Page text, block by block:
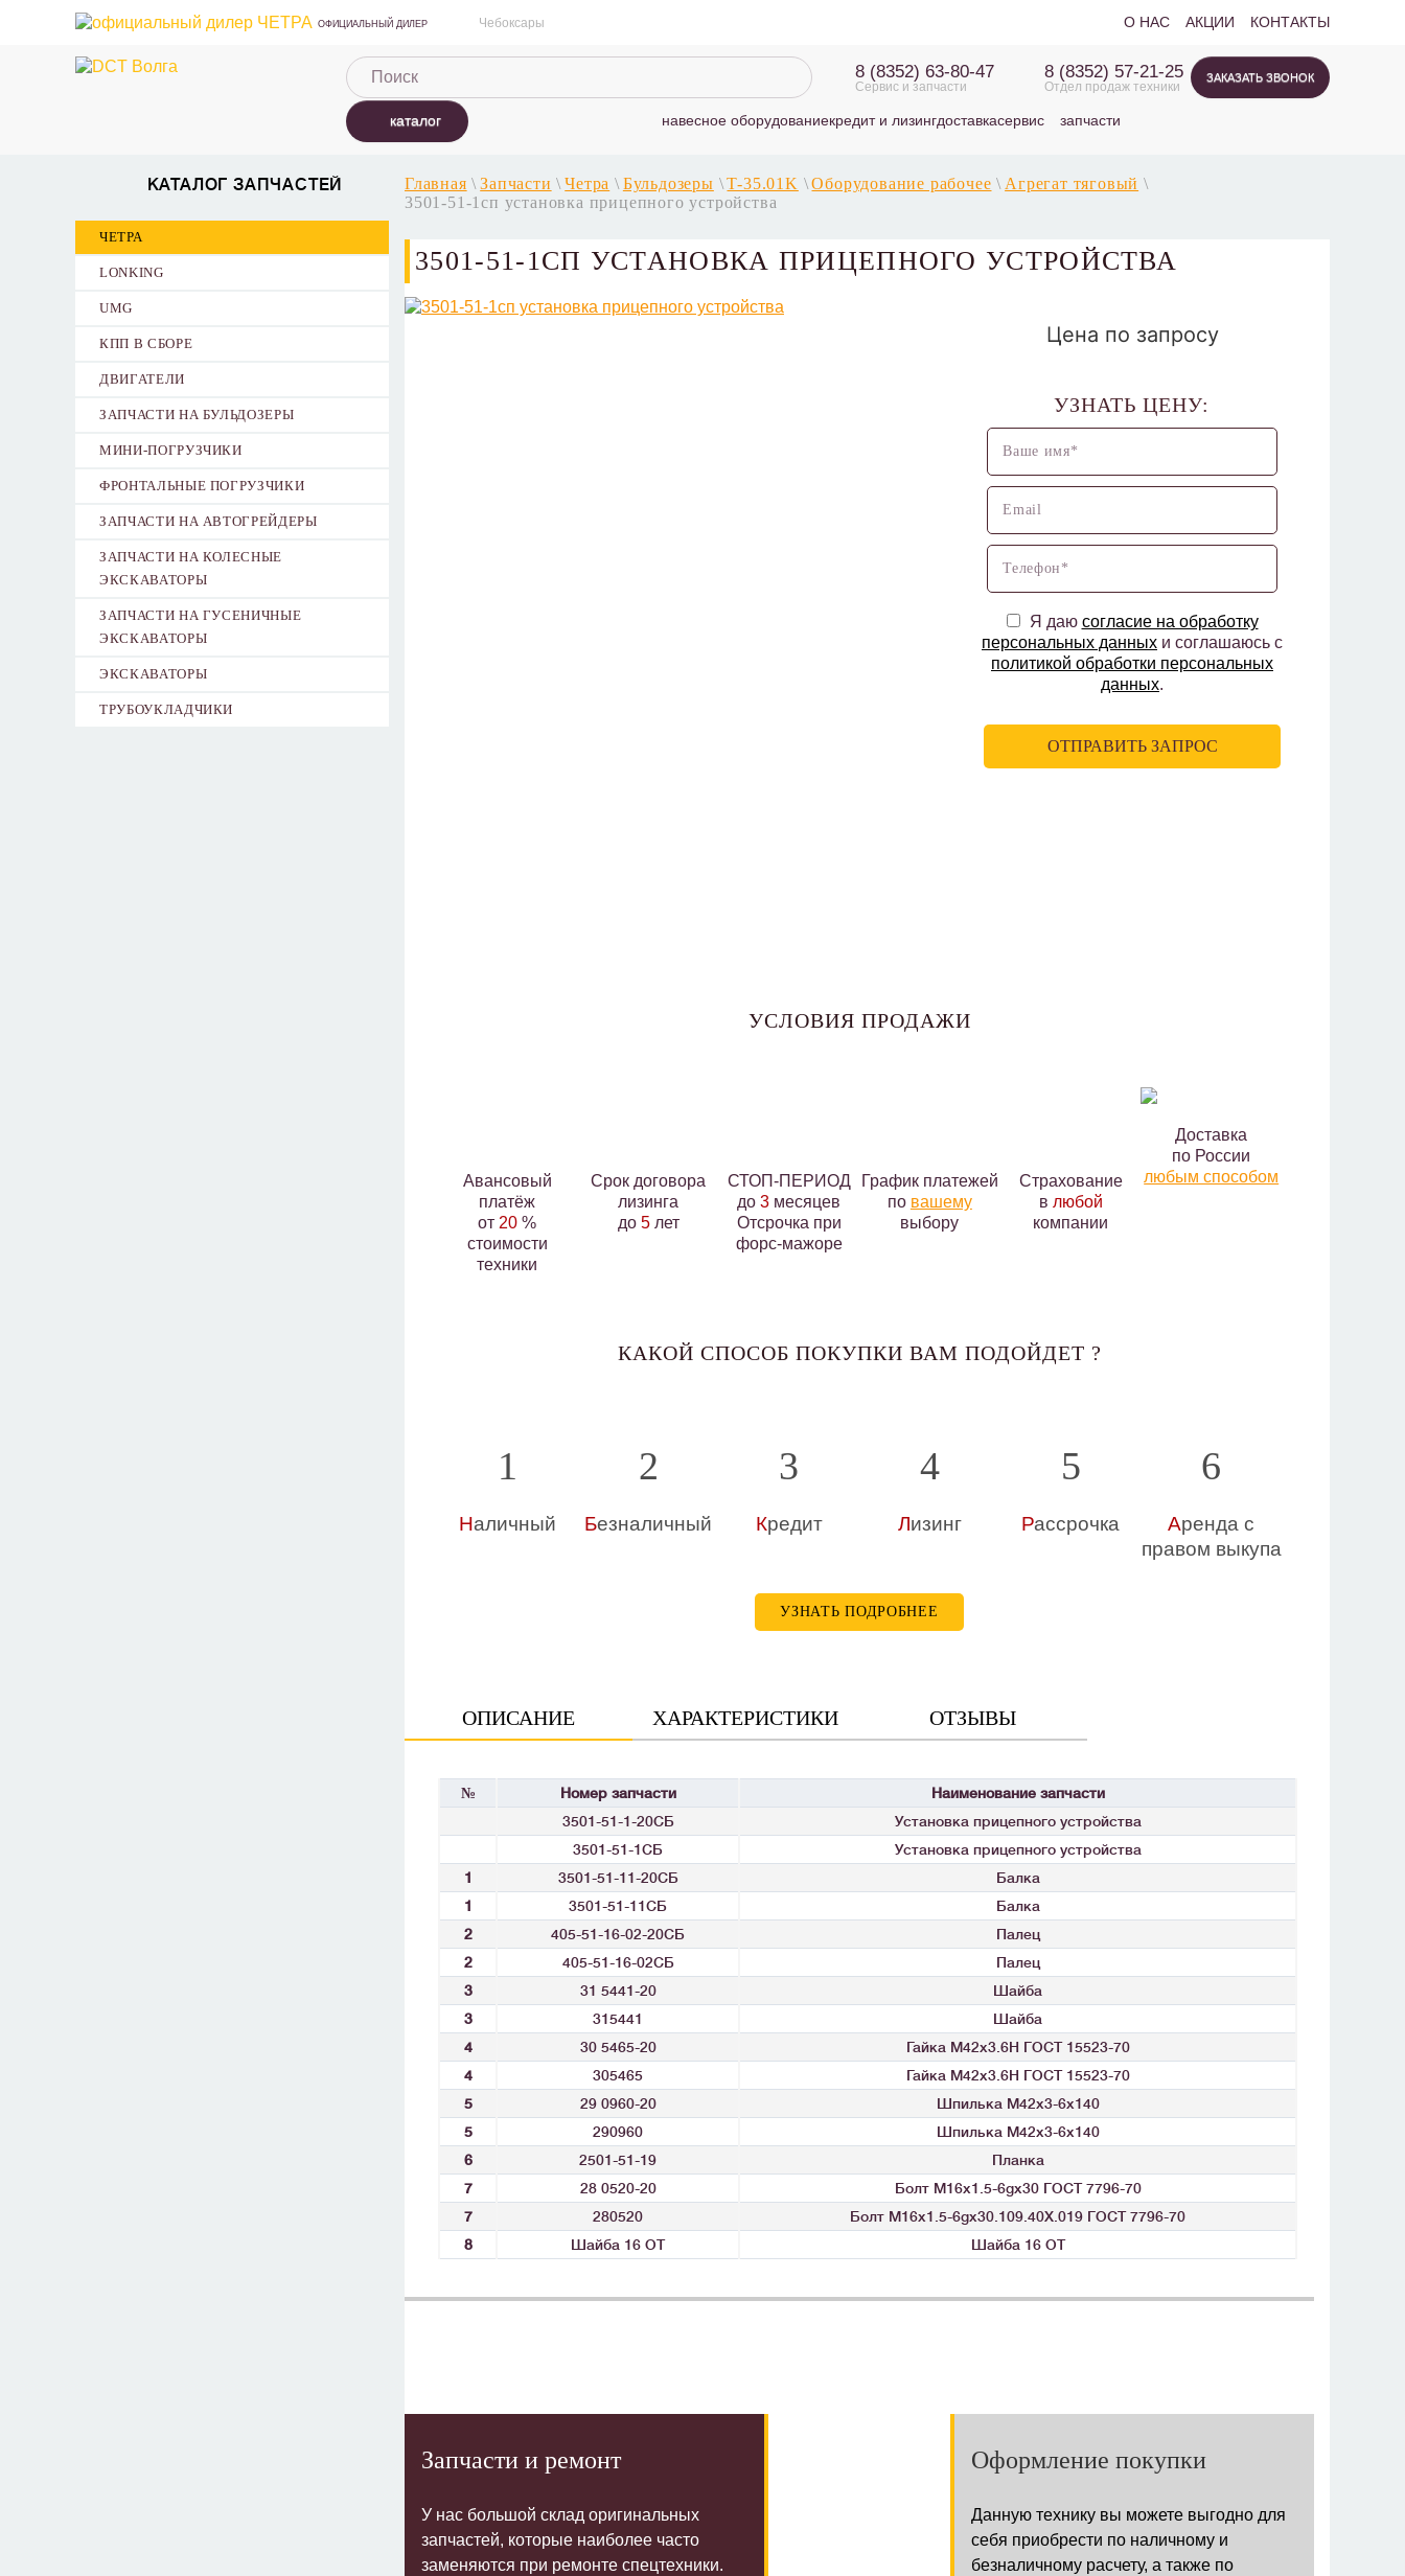
ОФИЦИАЛЬНЫЙ ДИЛЕР Чебоксары О НАС АКЦИИ КОНТАКТЫ
8 (8352) 63-80-47
Сервис и запчасти
8 (8352) 57-21-25
Отдел продаж техники
ЗАКАЗАТЬ ЗВОНОК
каталог навесное оборудованиекредит и лизингдоставкасервис запчасти
КАТАЛОГ ЗАПЧАСТЕЙ
ЧЕТРА
LONKING
UMG
КПП В СБОРЕ
ДВИГАТЕЛИ
ЗАПЧАСТИ НА БУЛЬДОЗЕРЫ
МИНИ-ПОГРУЗЧИКИ
ФРОНТАЛЬНЫЕ ПОГРУЗЧИКИ
ЗАПЧАСТИ НА АВТОГРЕЙДЕРЫ
ЗАПЧАСТИ НА КОЛЕСНЫЕ
ЭКСКАВАТОРЫ
ЗАПЧАСТИ НА ГУСЕНИЧНЫЕ
ЭКСКАВАТОРЫ
ЭКСКАВАТОРЫ
ТРУБОУКЛАДЧИКИ
Главная \ Запчасти \ Четра \ Бульдозеры \ T-35.01K \ Оборудование рабочее \ Агрегат тяговый \
3501-51-1сп установка прицепного устройства
3501-51-1СП УСТАНОВКА ПРИЦЕПНОГО УСТРОЙСТВА
Цена по запросу
УЗНАТЬ ЦЕНУ:
Я даю согласие на обработку
персональных данных и соглашаюсь с
политикой обработки персональных
данных.
УСЛОВИЯ ПРОДАЖИ
Авансовый
платёж
от 20 %
стоимости
техники
Срок договора
лизинга
до 5лет
СТОП-ПЕРИОД
до3 месяцев
Отсрочка при
форс-мажоре
График платежей
по вашему
выбору
Страхование
в любой
компании
Доставка
по России
любым способом
КАКОЙ СПОСОБ ПОКУПКИ ВАМ ПОДОЙДЕТ ?
1
Наличный
2
Безналичный
3
Кредит
4
Лизинг
5
Рассрочка
6
Аренда с
правом выкупа
УЗНАТЬ ПОДРОБНЕЕ
ОПИСАНИЕ ХАРАКТЕРИСТИКИ ОТЗЫВЫ
№ Номер запчасти
Наименование запчасти
3501-51-1-20СБ
Установка прицепного устройства
3501-51-1СБ
Установка прицепного устройства
1
3501-51-11-20СБ
Балка
1
3501-51-11СБ
Балка
2
405-51-16-02-20СБ
Палец
2
405-51-16-02СБ
Палец
3
31 5441-20
Шайба
3
315441
Шайба
4
30 5465-20
Гайка М42х3.6Н ГОСТ 15523-70
4
305465
Гайка М42х3.6Н ГОСТ 15523-70
5
29 0960-20
Шпилька М42x3-6x140
5
290960
Шпилька М42x3-6x140
6
2501-51-19
Планка
7
28 0520-20
Болт М16х1.5-6gх30 ГОСТ 7796-70
7
280520
Болт М16х1.5-6gх30.109.40Х.019 ГОСТ 7796-70
8
Шайба 16 ОТ Шайба 16 ОТ
Запчасти и ремонт
У нас большой склад оригинальных
запчастей, которые наиболее часто
заменяются при ремонте спецтехники.
Оформление покупки
Данную технику вы можете выгодно для
себя приобрести по наличному и
безналичному расчету, а также по